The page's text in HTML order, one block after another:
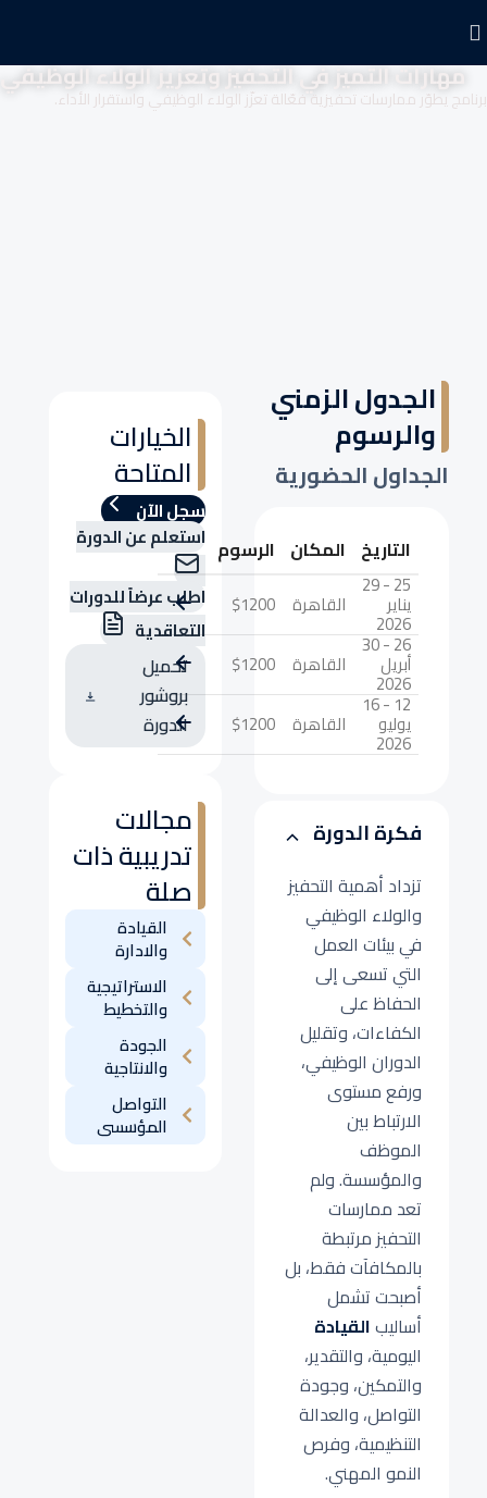
مهارات التميز في التحفيز وتعزيز الولاء الوظيفي
برنامج يطوّر ممارسات تحفيزية فعّالة تعزّز الولاء الوظيفي واستقرار الأداء.
الخيارات
المتاحة
سجل الآن
استعلم عن الدورة
اطلب عرضاً للدورات
التعاقدية
تحميل
بروشور
الدورة
مجالات
تدريبية ذات
صلة
القيادة
والادارة
الاستراتيجية
والتخطيط
الجودة
والانتاجية
التواصل
المؤسسى
الجدول الزمني
والرسوم
الجداول الحضورية
التاريخ المكان الرسوم
25 - 29
يناير
2026
القاهرة $1200
26 - 30
أبريل
2026
القاهرة $1200
12 - 16
يوليو
2026
القاهرة $1200
فكرة الدورة
تزداد أهمية التحفيز
والولاء الوظيفي
في بيئات العمل
التي تسعى إلى
الحفاظ على
الكفاءات، وتقليل
الدوران الوظيفي،
ورفع مستوى
الارتباط بين
الموظف
والمؤسسة. ولم
تعد ممارسات
التحفيز مرتبطة
بالمكافآت فقط، بل
أصبحت تشمل
أساليبالقيادة
اليومية، والتقدير،
والتمكين، وجودة
التواصل، والعدالة
التنظيمية، وفرص
النمو المهني.